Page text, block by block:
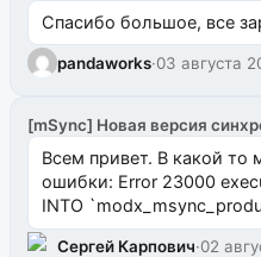
Спасибо большое, все
pandaworks·03 августа
[mSync] Новая версия
Всем привет. В какой то
ошибки: Error 23000
INTO
`uuid_1c`) VALUES ...
Сергей Карпович·02